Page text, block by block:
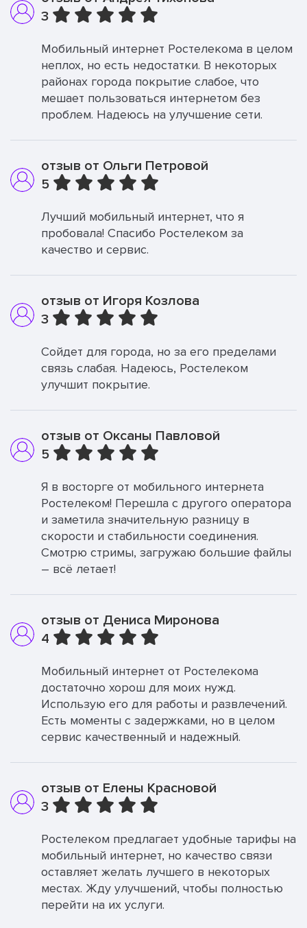
3
Мобильный интернет Ростелекома в целом
неплох, но есть недостатки. В некоторых
районах города покрытие слабое, что
мешает пользоваться интернетом без
проблем. Надеюсь на улучшение сети.
отзыв от Ольги Петровой
5
Лучший мобильный интернет, что я
пробовала! Спасибо Ростелеком за
качество и сервис.
отзыв от Игоря Козлова
3
Сойдет для города, но за его пределами
связь слабая. Надеюсь, Ростелеком
улучшит покрытие.
отзыв от Оксаны Павловой
5
Я в восторге от мобильного интернета
Ростелеком! Перешла с другого оператора
и заметила значительную разницу в
скорости и стабильности соединения.
Смотрю стримы, загружаю большие файлы
– всё летает!
отзыв от Дениса Миронова
4
Мобильный интернет от Ростелекома
достаточно хорош для моих нужд.
Использую его для работы и развлечений.
Есть моменты с задержками, но в целом
сервис качественный и надежный.
отзыв от Елены Красновой
3
Ростелеком предлагает удобные тарифы на
мобильный интернет, но качество связи
оставляет желать лучшего в некоторых
местах. Жду улучшений, чтобы полностью
перейти на их услуги.